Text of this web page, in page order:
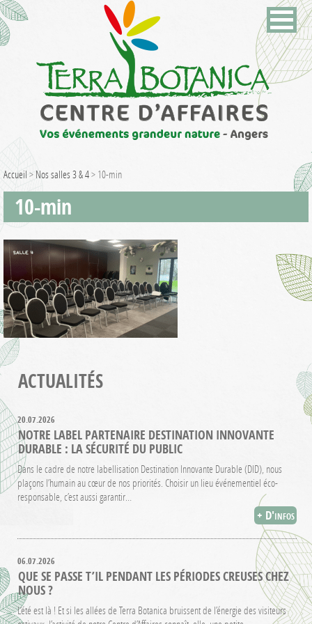
Accueil > Nos salles 3 & 4> 10-min
10-min
ACTUALITÉS
20.07.2026
NOTRE LABEL PARTENAIRE DESTINATION INNOVANTE
DURABLE : LA SÉCURITÉ DU PUBLIC
Dans le cadre de notre labellisation Destination Innovante Durable (DID), nous
plaçons l’humain au cœur de nos priorités. Choisir un lieu événementiel éco-
responsable, c’est aussi garantir…
+ D'infos
06.07.2026
QUE SE PASSE T’IL PENDANT LES PÉRIODES CREUSES CHEZ
NOUS ?
L’été est là ! Et si les allées de Terra Botanica bruissent de l’énergie des visiteurs